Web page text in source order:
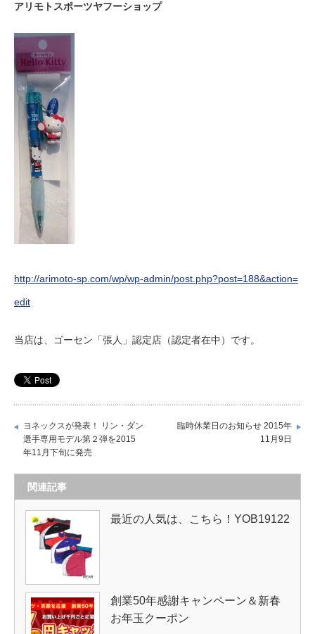
アリモトスポーツヤフーショップ
http://arimoto-sp.com/wp/wp-admin/post.php?post=188&action=
edit
当店は、ゴーセン「張人」認定店（認定者在中）です。
ヨネックスが発表！ リン・ダン
選手専用モデル第２弾を2015
年11月下旬に発売
臨時休業日のお知らせ 2015年
11月9日
関連記事
最近の人気は、こちら！YOB19122
創業50年感謝キャンペーン＆新春
お年玉クーポン